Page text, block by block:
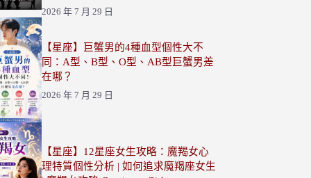
2026 年 7 月 29 日
【星座】巨蟹男的4種血型個性大不
同：A型、B型、O型、AB型巨蟹男差
在哪？
2026 年 7 月 29 日
【星座】12星座女生攻略：魔羯女心
理特質個性分析 | 如何追求魔羯座女生